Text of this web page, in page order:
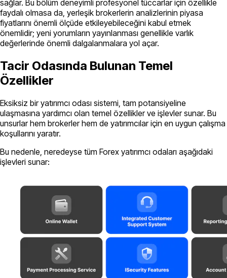
sağlar. Bu bölüm deneyimli profesyonel tüccarlar için özellikle
faydalı olmasa da, yerleşik brokerlerin analizlerinin piyasa
fiyatlarını önemli ölçüde etkileyebileceğini kabul etmek
önemlidir; yeni yorumların yayınlanması genellikle varlık
değerlerinde önemli dalgalanmalara yol açar.
Tacir Odasında Bulunan Temel
Özellikler
Eksiksiz bir yatırımcı odası sistemi, tam potansiyeline
ulaşmasına yardımcı olan temel özellikler ve işlevler sunar. Bu
unsurlar hem brokerler hem de yatırımcılar için en uygun çalışma
koşullarını yaratır.
Bu nedenle, neredeyse tüm Forex yatırımcı odaları aşağıdaki
işlevleri sunar: